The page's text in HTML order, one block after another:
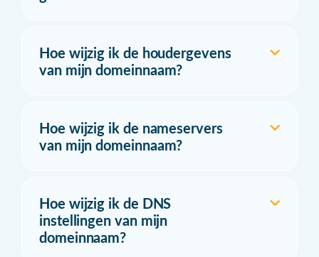
Hoe wijzig ik de houdergevens
van mijn domeinnaam?
Hoe wijzig ik de nameservers
van mijn domeinnaam?
Hoe wijzig ik de DNS
instellingen van mijn
domeinnaam?